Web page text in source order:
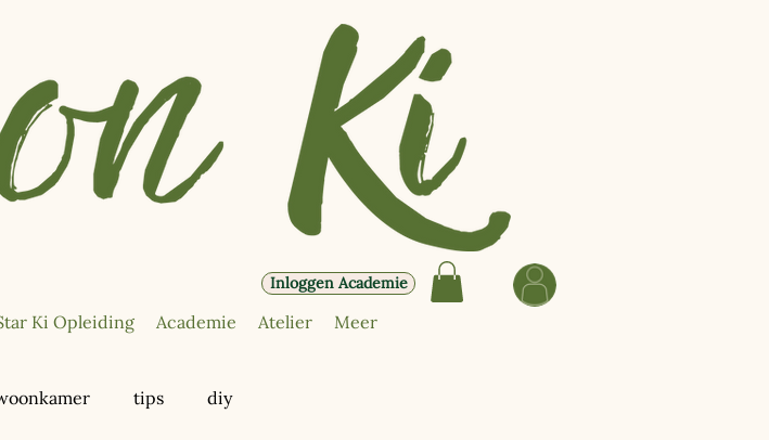
Inloggen Academie
Ki Opleiding Academie Atelier Meer
tips diy